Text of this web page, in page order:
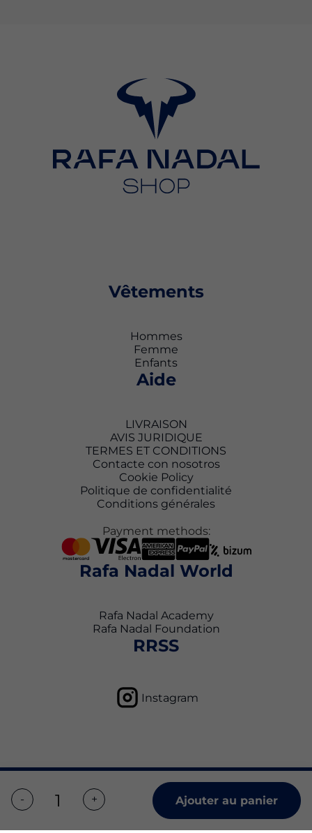
Ajouter au panier
Vêtements
Hommes
Femme
Enfants
Aide
LIVRAISON
AVIS JURIDIQUE
TERMES ET CONDITIONS
Contacte con nosotros
Cookie Policy
Politique de confidentialité
Conditions générales
Payment methods:
Rafa Nadal World
Rafa Nadal Academy
Rafa Nadal Foundation
RRSS
Instagram
Copyright © 2026 Rafa Nadal Academy Shop All
Politique de confidentialité
Conditions générales d'utilisation
Politique en matière de cookies